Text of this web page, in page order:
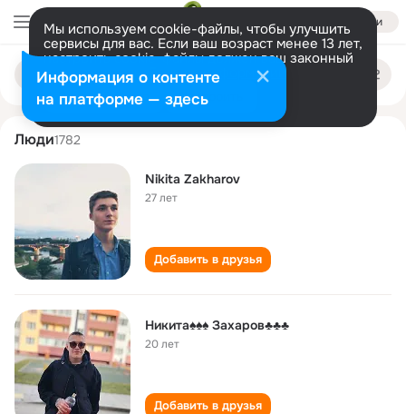
Войти
Мы используем cookie-файлы, чтобы улучшить
сервисы для вас. Если ваш возраст менее 13 лет,
настроить cookie-файлы должен ваш законный
представитель. Больше информации
Разрешить все Настроить
Поиск
людям
nikita zakharov
Люди1782
Nikita Zakharov
27 лет
Добавить в друзья
Никита♠️♠️♠️ Захаров♣️♣️♣️
20 лет
Добавить в друзья
Информация о контенте
на платформе — здесь